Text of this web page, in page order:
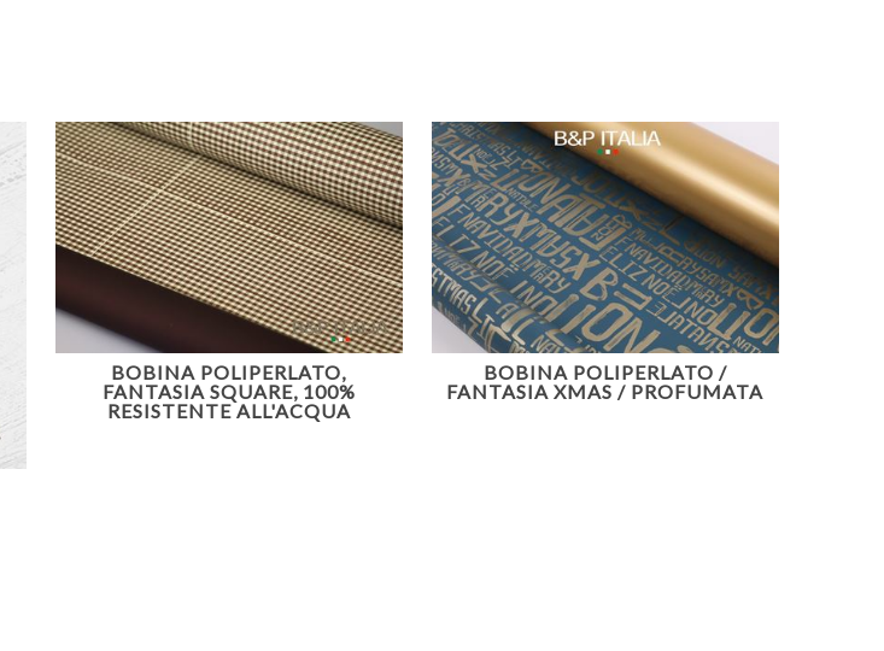
BOBINA POLIPERLATO,
FANTASIA SQUARE, 100%
RESISTENTE ALL'ACQUA
BOBINA POLIPERLATO /
FANTASIA XMAS / PROFUMATA